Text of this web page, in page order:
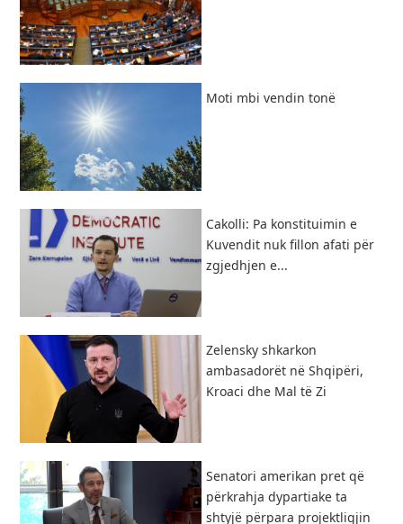
Moti mbi vendin tonë
Cakolli: Pa konstituimin e
Kuvendit nuk fillon afati për
zgjedhjen e...
Zelensky shkarkon
ambasadorët në Shqipëri,
Kroaci dhe Mal të Zi
Senatori amerikan pret që
përkrahja dypartiake ta
shtyjë përpara projektligjin